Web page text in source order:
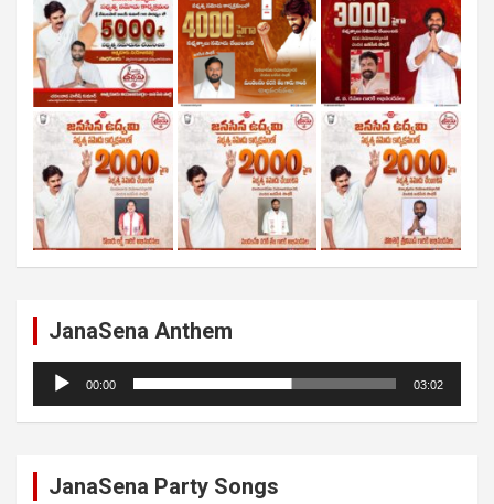
JanaSena Anthem
Audio
Player
00:00 03:02
JanaSena Party Songs